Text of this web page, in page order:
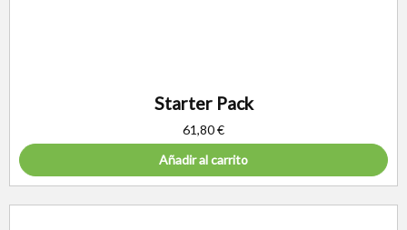
Starter Pack
61,80€
Añadir al carrito